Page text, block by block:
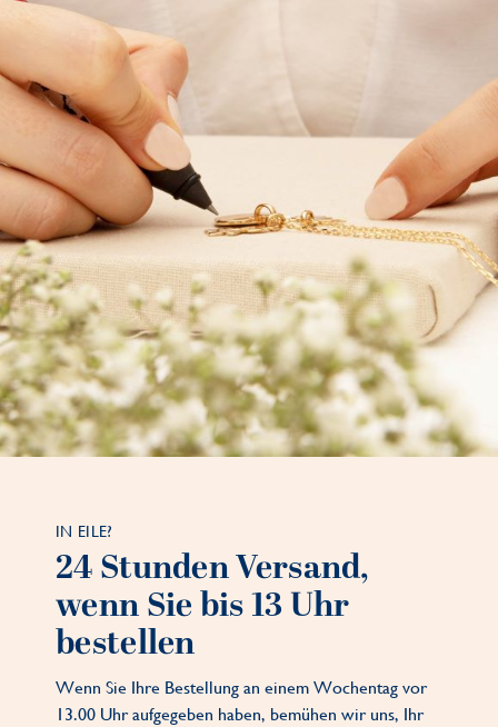
IN EILE?
24 Stunden Versand,
wenn Sie bis 13 Uhr
bestellen
Wenn Sie Ihre Bestellung an einem Wochentag vor
13.00 Uhr aufgegeben haben, bemühen wir uns, Ihr